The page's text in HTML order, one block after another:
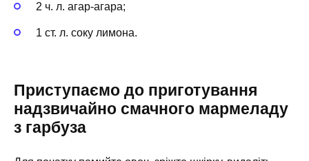
2 ч. л. агар-агара;
1 ст. л. соку лимона.
Приступаємо до приготування
надзвичайно смачного мармеладу
з гарбуза